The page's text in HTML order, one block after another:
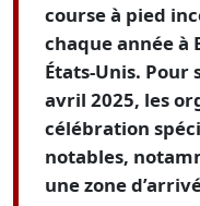
course à pied
chaque année à
États-Unis. Pour
avril 2025, les
célébration
notables,
une zone